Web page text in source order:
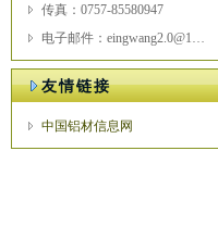
传真：0757-85580947
电子邮件：eingwang2.0@163.com
友情链接
中国铝材信息网